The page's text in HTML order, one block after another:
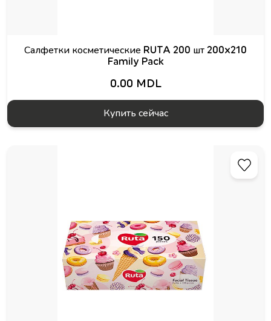
Салфетки косметические RUTA 200 шт 200x210
Family Pack
0.00 MDL
Купить сейчас